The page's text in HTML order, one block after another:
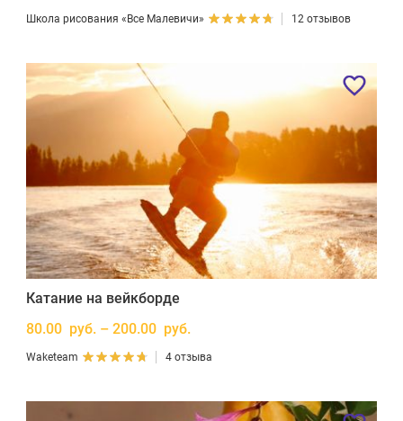
Школа рисования «Все Малевичи» 12 отзывов
Катание на вейкборде
80.00 руб. – 200.00 руб.
Waketeam 4 отзыва